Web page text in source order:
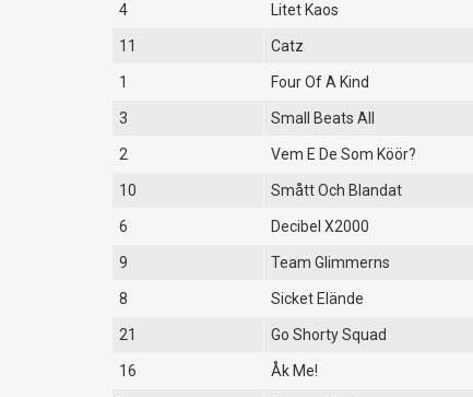
4 Litet Kaos
11 Catz
1 Four Of A Kind
3 Small Beats All
2 Vem E De Som Köör?
10 Smått Och Blandat
6 Decibel X2000
9 Team Glimmerns
8 Sicket Elände
21 Go Shorty Squad
16 Åk Me!